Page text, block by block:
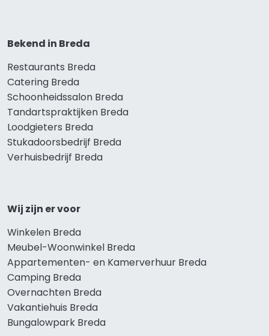
Bekend in Breda
Restaurants Breda
Catering Breda
Schoonheidssalon Breda
Tandartspraktijken Breda
Loodgieters Breda
Stukadoorsbedrijf Breda
Verhuisbedrijf Breda
Wij zijn er voor
Winkelen Breda
Meubel-Woonwinkel Breda
Appartementen- en Kamerverhuur Breda
Camping Breda
Overnachten Breda
Vakantiehuis Breda
Bungalowpark Breda